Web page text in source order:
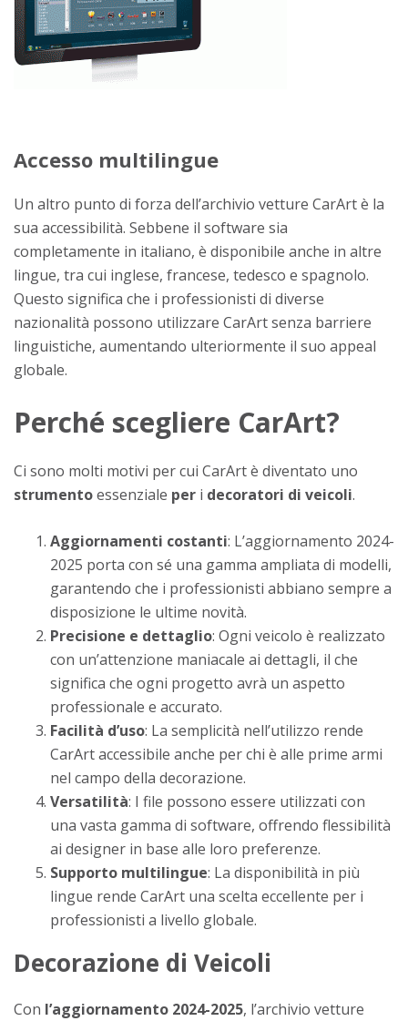
Accesso multilingue
Un altro punto di forza dell’archivio vetture CarArt è la
sua accessibilità. Sebbene il software sia
completamente in italiano, è disponibile anche in altre
lingue, tra cui inglese, francese, tedesco e spagnolo.
Questo significa che i professionisti di diverse
nazionalità possono utilizzare CarArt senza barriere
linguistiche, aumentando ulteriormente il suo appeal
globale.
Perché scegliere CarArt?
Ci sono molti motivi per cui CarArt è diventato uno
strumentoessenziale per i decoratori di veicoli.
Aggiornamenti costanti: L’aggiornamento 2024-
2025 porta con sé una gamma ampliata di modelli,
garantendo che i professionisti abbiano sempre a
disposizione le ultime novità.
Precisione e dettaglio: Ogni veicolo è realizzato
con un’attenzione maniacale ai dettagli, il che
significa che ogni progetto avrà un aspetto
professionale e accurato.
Facilità d’uso: La semplicità nell’utilizzo rende
CarArt accessibile anche per chi è alle prime armi
nel campo della decorazione.
Versatilità: I file possono essere utilizzati con
una vasta gamma di software, offrendo flessibilità
ai designer in base alle loro preferenze.
Supporto multilingue: La disponibilità in più
lingue rende CarArt una scelta eccellente per i
professionisti a livello globale.
Decorazione di Veicoli
Con l’aggiornamento 2024-2025, l’archivio vetture